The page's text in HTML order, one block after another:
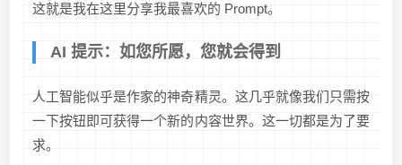
这就是我在这里分享我最喜欢的 Prompt。
AI 提示：如您所愿，您就会得到
人工智能似乎是作家的神奇精灵。这几乎就像我们只需按
一下按钮即可获得一个新的内容世界。这一切都是为了要
求。